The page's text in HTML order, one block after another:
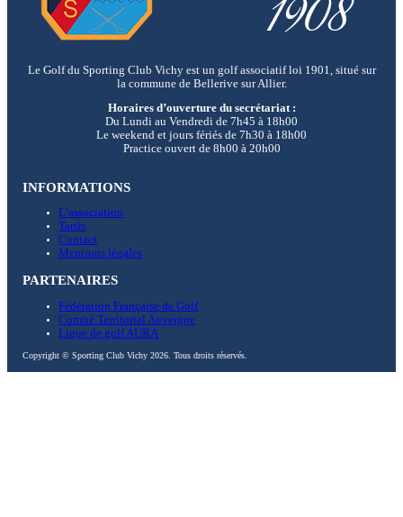
Le Golf du Sporting Club Vichy est un golf associatif loi 1901, situé sur
la commune de Bellerive sur Allier.
Horaires d’ouverture du secrétariat :
Du Lundi au Vendredi de 7h45 à 18h00
Le weekend et jours fériés de 7h30 à 18h00
Practice ouvert de 8h00 à 20h00
INFORMATIONS
L’association
Tarifs
Contact
Mentions légales
PARTENAIRES
Fédération Française de Golf
Comité Territorial Auvergne
Ligue de golf AURA
Copyright © Sporting Club Vichy 2026. Tous droits réservés.